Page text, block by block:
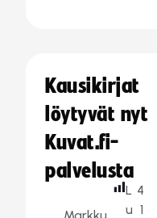
Kausikirjat
löytyvät nyt
Kuvat.fi-
palvelusta
L
u
4
1